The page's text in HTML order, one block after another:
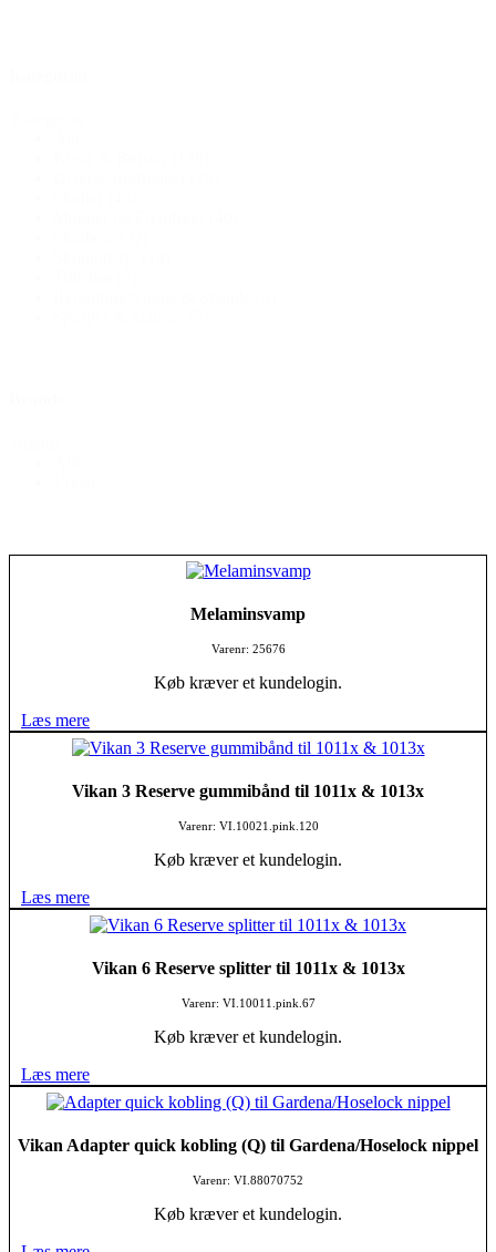
Melaminsvamp
Varenr: 25676
Køb kræver et kundelogin.
Læs mere
Vikan 3 Reserve gummibånd til 1011x & 1013x
Varenr: VI.10021.pink.120
Køb kræver et kundelogin.
Læs mere
Vikan 6 Reserve splitter til 1011x & 1013x
Varenr: VI.10011.pink.67
Køb kræver et kundelogin.
Læs mere
Vikan Adapter quick kobling (Q) til Gardena/Hoselock nippel
Varenr: VI.88070752
Køb kræver et kundelogin.